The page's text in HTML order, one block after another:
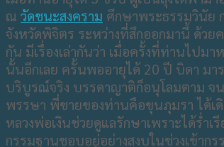
ณ วัดชนะสงคราม ศึกษาพระธรรมวินัย​
จังหวัดพิจิตร ระหว่างที่สึกออกมานี้ ด้วย
กัน มีเรื่องเล่ากันว่า เมื่อครั้งที่ท่านไป
นั้นอีกเลย ครั้นพออายุได้ 20 ปี บิดา ม
บริบูรณ์จริง​ บรรดาญาติก็อนุโลมตาม
พรรษา​ พี่ชายของท่านคือขุนภุมรา ได้เ
หลวงพ่อเงินช่วยดูแลรักษาเพราะได้ร่ำ
กรรมฐานชอบอยู่อย่างสงบในช่วงเข้าก